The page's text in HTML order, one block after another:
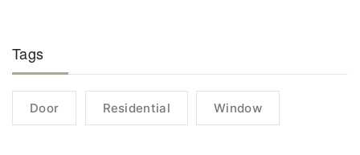
Tags
Door Residential Window